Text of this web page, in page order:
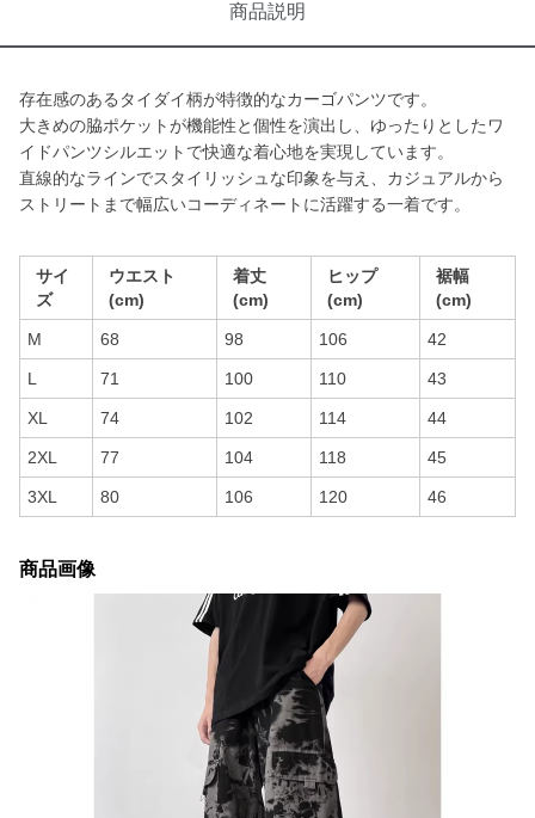
商品説明
存在感のあるタイダイ柄が特徴的なカーゴパンツです。
大きめの脇ポケットが機能性と個性を演出し、ゆったりとしたワ
イドパンツシルエットで快適な着心地を実現しています。
直線的なラインでスタイリッシュな印象を与え、カジュアルから
ストリートまで幅広いコーディネートに活躍する一着です。
サイ
ズ
ウエスト
(cm)
着丈
(cm)
ヒップ
(cm)
裾幅
(cm)
M 68 98 106 42
L 71 100 110 43
XL 74 102 114 44
2XL 77 104 118 45
3XL 80 106 120 46
商品画像